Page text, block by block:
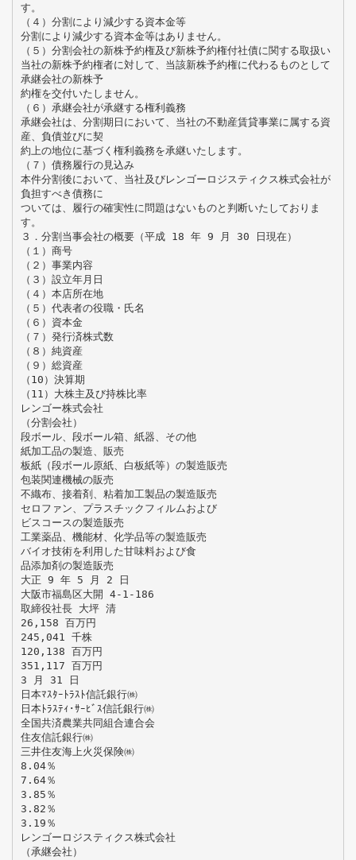
す。
（４）分割により減少する資本金等
分割により減少する資本金等はありません。
（５）分割会社の新株予約権及び新株予約権付社債に関する取扱い
当社の新株予約権者に対して、当該新株予約権に代わるものとして
承継会社の新株予
約権を交付いたしません。
（６）承継会社が承継する権利義務
承継会社は、分割期日において、当社の不動産賃貸事業に属する資
産、負債並びに契
約上の地位に基づく権利義務を承継いたします。
（７）債務履行の見込み
本件分割後において、当社及びレンゴーロジスティクス株式会社が
負担すべき債務に
ついては、履行の確実性に問題はないものと判断いたしておりま
す。
３．分割当事会社の概要（平成 18 年 9 月 30 日現在）
（１）商号
（２）事業内容
（３）設立年月日
（４）本店所在地
（５）代表者の役職・氏名
（６）資本金
（７）発行済株式数
（８）純資産
（９）総資産
（10）決算期
（11）大株主及び持株比率
レンゴー株式会社
（分割会社）
段ボール、段ボール箱、紙器、その他
紙加工品の製造、販売
板紙（段ボール原紙、白板紙等）の製造販売
包装関連機械の販売
不織布、接着剤、粘着加工製品の製造販売
セロファン、プラスチックフィルムおよび
ビスコースの製造販売
工業薬品、機能材、化学品等の製造販売
バイオ技術を利用した甘味料および食
品添加剤の製造販売
大正 9 年 5 月 2 日
大阪市福島区大開 4-1-186
取締役社長 大坪 清
26,158 百万円
245,041 千株
120,138 百万円
351,117 百万円
3 月 31 日
日本ﾏｽﾀｰﾄﾗｽﾄ信託銀行㈱
日本ﾄﾗｽﾃｨ･ｻｰﾋﾞｽ信託銀行㈱
全国共済農業共同組合連合会
住友信託銀行㈱
三井住友海上火災保険㈱
8.04％
7.64％
3.85％
3.82％
3.19％
レンゴーロジスティクス株式会社
（承継会社）